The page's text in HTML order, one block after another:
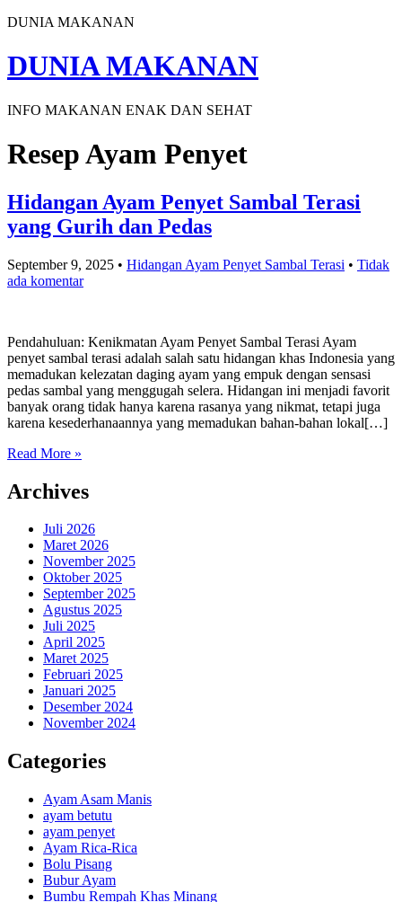
DUNIA MAKANAN
DUNIA MAKANAN
INFO MAKANAN ENAK DAN SEHAT
Resep Ayam Penyet
Hidangan Ayam Penyet Sambal Terasi
yang Gurih dan Pedas
September 9, 2025 • Hidangan Ayam Penyet Sambal Terasi • Tidak
ada komentar
Pendahuluan: Kenikmatan Ayam Penyet Sambal Terasi Ayam
penyet sambal terasi adalah salah satu hidangan khas Indonesia yang
memadukan kelezatan daging ayam yang empuk dengan sensasi
pedas sambal yang menggugah selera. Hidangan ini menjadi favorit
banyak orang tidak hanya karena rasanya yang nikmat, tetapi juga
karena kesederhanaannya yang memadukan bahan-bahan lokal[…]
Read More »
Archives
Juli 2026
Maret 2026
November 2025
Oktober 2025
September 2025
Agustus 2025
Juli 2025
April 2025
Maret 2025
Februari 2025
Januari 2025
Desember 2024
November 2024
Categories
Ayam Asam Manis
ayam betutu
ayam penyet
Ayam Rica-Rica
Bolu Pisang
Bubur Ayam
Bumbu Rempah Khas Minang